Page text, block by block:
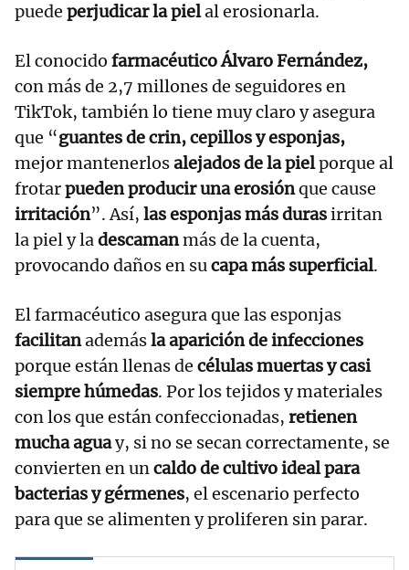
puede perjudicar la pielal erosionarla.
El conocido farmacéutico Álvaro Fernández,
con más de 2,7 millones de seguidores en
TikTok, también lo tiene muy claro y asegura
que “guantes de crin, cepillos y esponjas,
mejor mantenerlosalejados de la pielporque al
frotarpueden producir una erosiónque cause
irritación”. Así, las esponjas más durasirritan
la piel y ladescamanmás de la cuenta,
provocando daños en sucapa más superficial.
El farmacéutico asegura que las esponjas
facilitanademásla aparición de infecciones
porque están llenas de células muertas y casi
siempre húmedas. Por los tejidos y materiales
con los que están confeccionadas, retienen
mucha aguay, si no se secan correctamente, se
convierten en uncaldo de cultivo ideal para
bacterias y gérmenes, el escenario perfecto
para que se alimenten y proliferen sin parar.